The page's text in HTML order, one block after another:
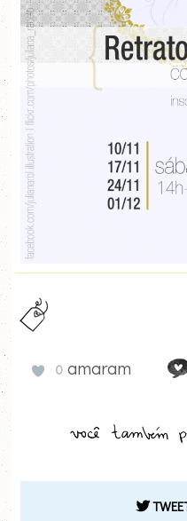
0 amaram